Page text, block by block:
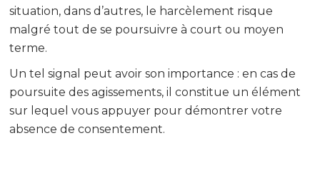
situation, dans d’autres, le harcèlement risque
malgré tout de se poursuivre à court ou moyen
terme.
Un tel signal peut avoir son importance : en cas de
poursuite des agissements, il constitue un élément
sur lequel vous appuyer pour démontrer votre
absence de consentement.